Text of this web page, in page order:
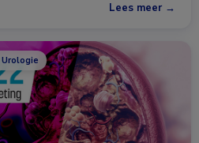
Lees meer →